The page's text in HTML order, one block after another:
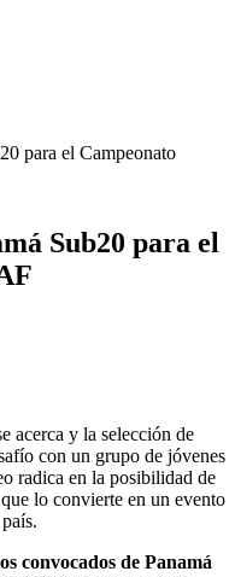
para el Campeonato
Sub20 para el
acerca y la selección de
con un grupo de jóvenes
radica en la posibilidad de
lo convierte en un evento
convocados de Panamá